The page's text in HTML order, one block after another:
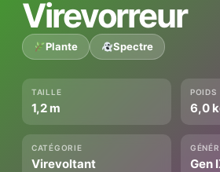
Virevorreur
Plante Spectre
TAILLE
1,2 m
POIDS
6,0
CATÉGORIE
Virevoltant Gen